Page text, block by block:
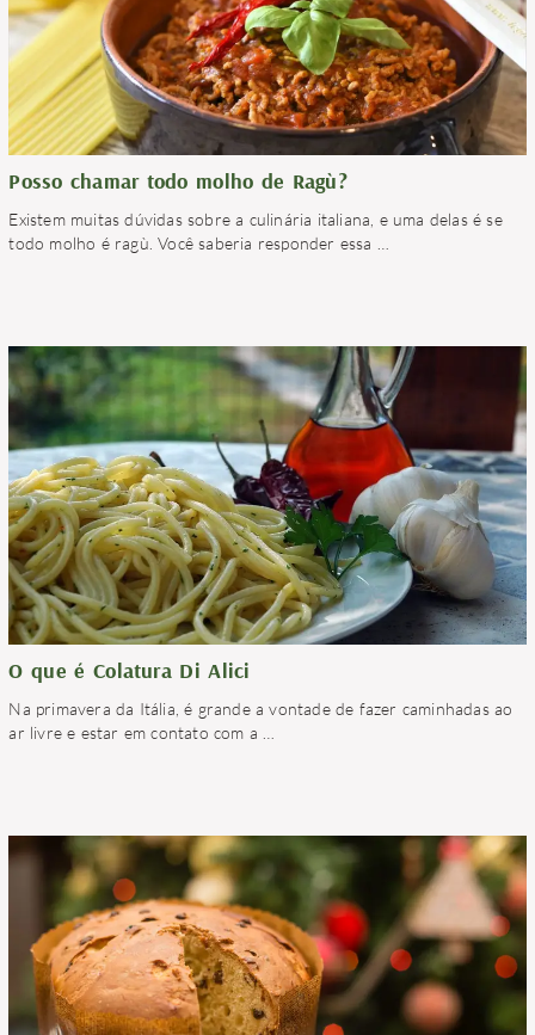
Posso chamar todo molho de Ragù?
Existem muitas dúvidas sobre a culinária italiana, e uma delas é se
todo molho é ragù. Você saberia responder essa
O que é Colatura Di Alici
Na primavera da Itália, é grande a vontade de fazer caminhadas ao
ar livre e estar em contato com a